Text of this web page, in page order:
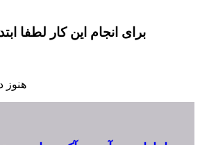
برای انجام این کار لطفا
هنوز